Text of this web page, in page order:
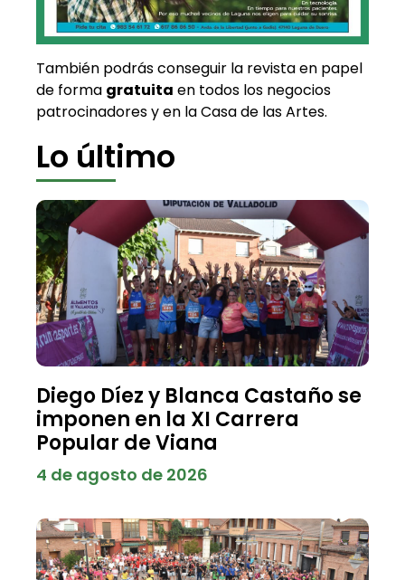
También podrás conseguir la revista en papel
de forma gratuita en todos los negocios
patrocinadores y en la Casa de las Artes.
Lo último
Diego Díez y Blanca Castaño se
imponen en la XI Carrera
Popular de Viana
4 de agosto de 2026